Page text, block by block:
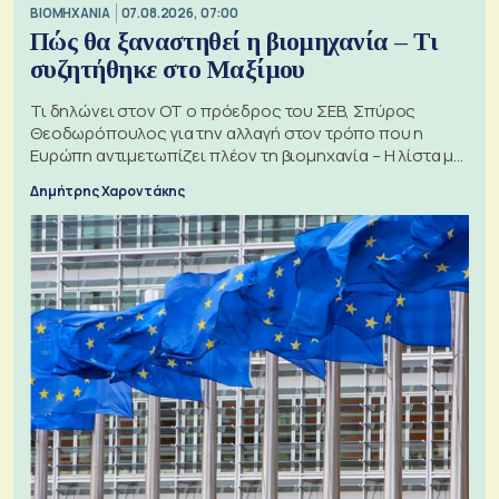
ΒΙΟΜΗΧΑΝΙΑ 07.08.2026, 07:00
Πώς θα ξαναστηθεί η βιομηχανία – Τι
συζητήθηκε στο Μαξίμου
Τι δηλώνει στον ΟΤ ο πρόεδρος του ΣΕΒ, Σπύρος
Θεοδωρόπουλος για την αλλαγή στον τρόπο που η
Ευρώπη αντιμετωπίζει πλέον τη βιομηχανία – Η λίστα με
Δημήτρης Χαροντάκης